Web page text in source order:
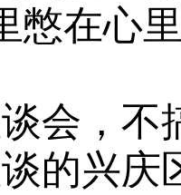
憋在心
，不
的兴